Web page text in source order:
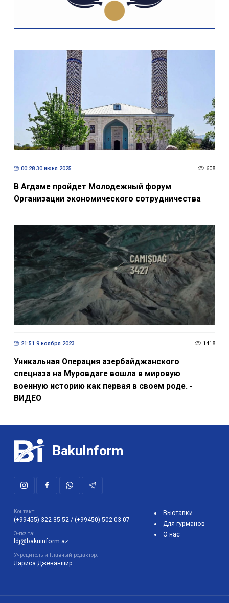
00:28 30 июня 2025 608
В Агдаме пройдет Молодежный форум
Организации экономического сотрудничества
21:51 9 ноября 2023 1418
Уникальная Oперация азербайджанского
спецназа на Муровдаге вошла в мировую
военную историю как первая в своем роде. -
ВИДЕО
BakuInform
Контакт:
(+99455) 322-35-52 / (+99450) 502-03-07
Э-почта:
ldj@bakuinform.az
Учредитель и Главный редактор:
Лариса Джеваншир
Выставки
Для гурманов
О нас